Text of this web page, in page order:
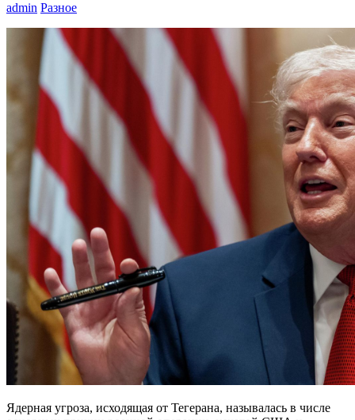
admin Разное
Ядерная угроза, исходящая от Тегерана, называлась в числе